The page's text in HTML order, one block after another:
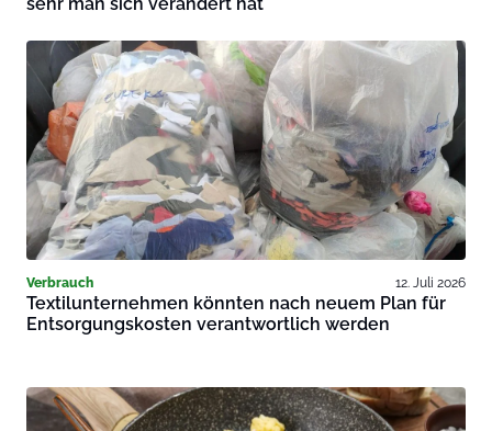
Verbrauch 12. Juli 2026
Textilunternehmen könnten nach neuem Plan für
Entsorgungskosten verantwortlich werden